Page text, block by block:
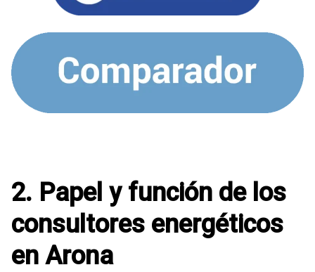
2. Papel y función de los
consultores energéticos
en Arona